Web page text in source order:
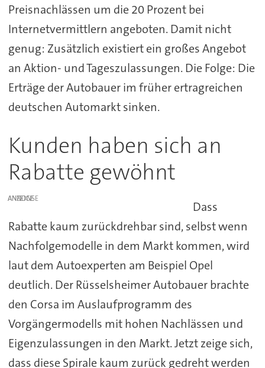
Preisnachlässen um die 20 Prozent bei
Internetvermittlern angeboten. Damit nicht
genug: Zusätzlich existiert ein großes Angebot
an Aktion- und Tageszulassungen. Die Folge: Die
Erträge der Autobauer im früher ertragreichen
deutschen Automarkt sinken.
Kunden haben sich an
Rabatte gewöhnt
ANZEIGE
Dass
Rabatte kaum zurückdrehbar sind, selbst wenn
Nachfolgemodelle in dem Markt kommen, wird
laut dem Autoexperten am Beispiel Opel
deutlich. Der Rüsselsheimer Autobauer brachte
den Corsa im Auslaufprogramm des
Vorgängermodells mit hohen Nachlässen und
Eigenzulassungen in den Markt. Jetzt zeige sich,
dass diese Spirale kaum zurück gedreht werden